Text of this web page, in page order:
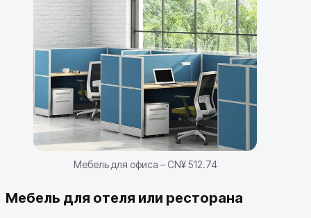
Мебель для офиса – CN¥ 512.74
Мебель для отеля или ресторана